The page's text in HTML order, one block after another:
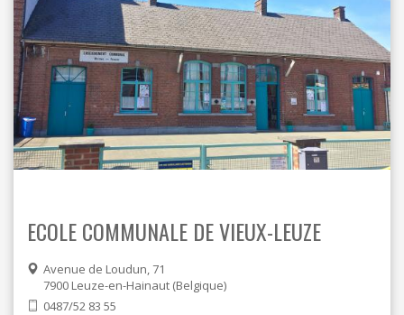
ECOLE COMMUNALE DE VIEUX-LEUZE
Avenue de Loudun, 71
7900 Leuze-en-Hainaut Belgique
0487/52 83 55